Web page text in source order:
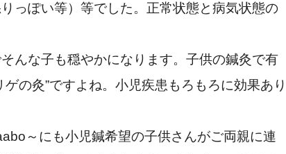
っぽい等）等でした。正常状態と病気状態の
んな子も穏やかになります。子供の鍼灸で有
の灸”ですよね。小児疾患もろもろに効果あり
～にも小児鍼希望の子供さんがご両親に連